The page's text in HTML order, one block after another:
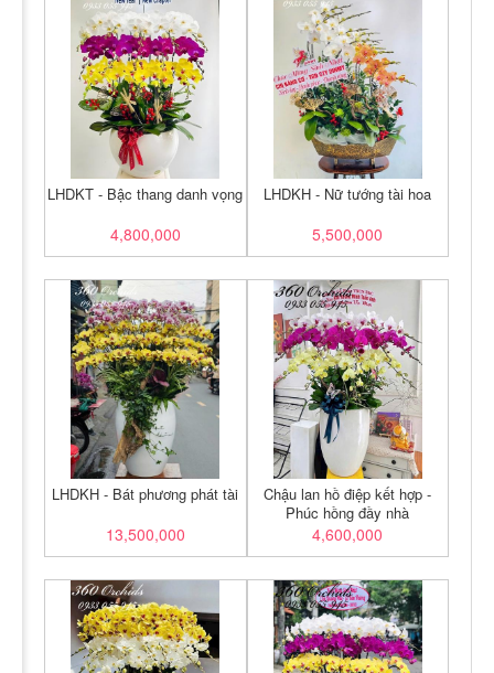
LHDKT - Bậc thang danh vọng
4,800,000
LHDKH - Nữ tướng tài hoa
5,500,000
LHDKH - Bát phương phát tài
13,500,000
Chậu lan hồ điệp kết hợp -
Phúc hồng đầy nhà
4,600,000